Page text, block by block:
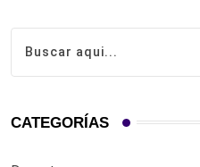
CATEGORÍAS